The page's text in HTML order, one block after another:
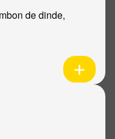
de dinde,